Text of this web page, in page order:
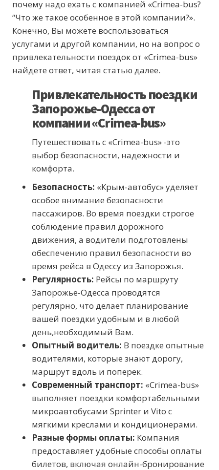
почему надо ехать с компанией «Сrimea-bus?
“Что же такое особенное в этой компании?».
Конечно, Вы можете воспользоваться
услугами и другой компании, но на вопрос о
привлекательности поездок от «Crimea-bus»
найдете ответ, читая статью далее.
Привлекательность поездки
Запорожье-Одесса от
компании «Сrimea-bus»
Путешествовать с «Crimea-bus» -это
выбор безопасности, надежности и
комфорта.
Безопасность: «Крым-автобус» уделяет
особое внимание безопасности
пассажиров. Во время поездки строгое
соблюдение правил дорожного
движения, а водители подготовлены
обеспечению правил безопасности во
время рейса в Одессу из Запорожья.
Регулярность: Рейсы по маршруту
Запорожье-Одесса проводятся
регулярно, что делает планирование
вашей поездки удобным и в любой
день,необходимый Вам.
Опытный водитель: В поездке опытные
водителями, которые знают дорогу,
маршрут вдоль и поперек.
Современный транспорт: «Crimea-bus»
выполняет поездки комфортабельными
микроавтобусами Sprinter и Vito с
мягкими креслами и кондиционерами.
Разные формы оплаты: Компания
предоставляет удобные способы оплаты
билетов, включая онлайн-бронирование